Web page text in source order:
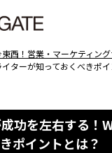
東西！営業・マーケティン
ターが知っておくべきポイ
功を左右する！
ポイントとは？